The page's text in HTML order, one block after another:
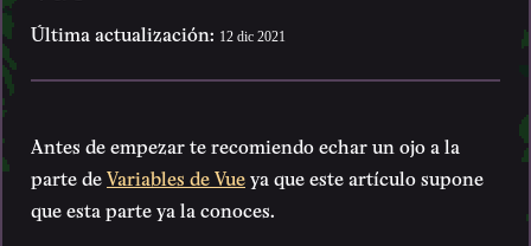
Última actualización: 12 dic 2021
Antes de empezar te recomiendo echar un ojo a la
parte deVariables de Vueya que este artículo supone
que esta parte ya la conoces.